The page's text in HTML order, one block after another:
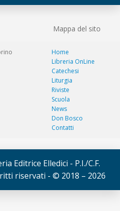
Mappa del sito
Home
Libreria OnLine
Catechesi
Liturgia
Riviste
Scuola
News
Don Bosco
Contatti
Editrice Elledici - P.I./C.F.
riservati - © 2018 – 2026